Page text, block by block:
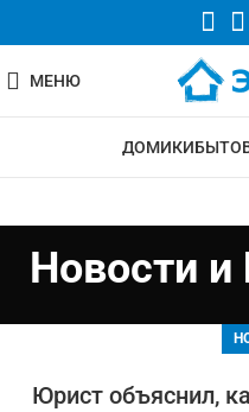
МЕНЮ
ДОМИКИ
Новости
Юрист объяснил,